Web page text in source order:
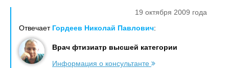
19 октября 2009 года
Отвечает Гордеев Николай Павлович:
Врач фтизиатр высшей категории
Информация о консультанте